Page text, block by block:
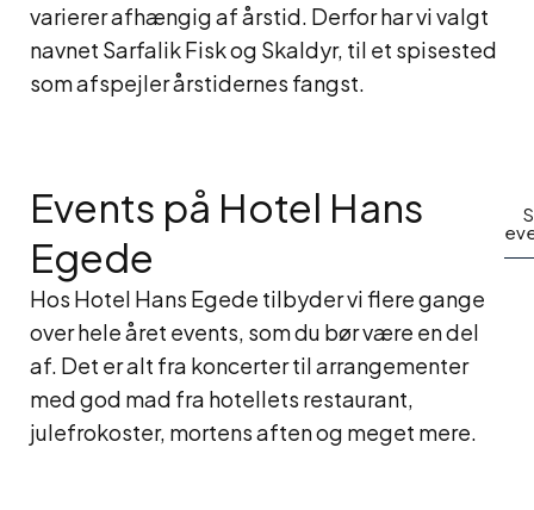
varierer afhængig af årstid. Derfor har vi valgt
navnet Sarfalik Fisk og Skaldyr, til et spisested
som afspejler årstidernes fangst.
Events på Hotel Hans
Egede
Hos Hotel Hans Egede tilbyder vi flere gange
over hele året events, som du bør være en del
af. Det er alt fra koncerter til arrangementer
med god mad fra hotellets restaurant,
julefrokoster, mortens aften og meget mere.